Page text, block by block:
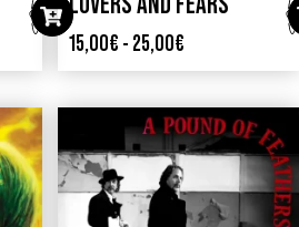
15,00€ - 25,00€